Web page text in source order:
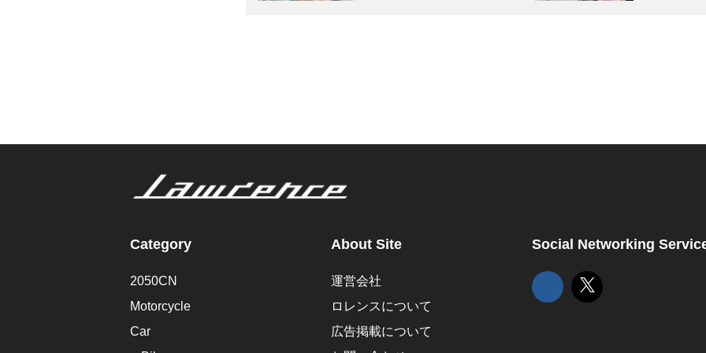
Category
2050CN
Motorcycle
Car
About Site
運営会社
ロレンスについて
広告掲載について
Social Networking